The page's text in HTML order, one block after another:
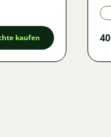
kaufen